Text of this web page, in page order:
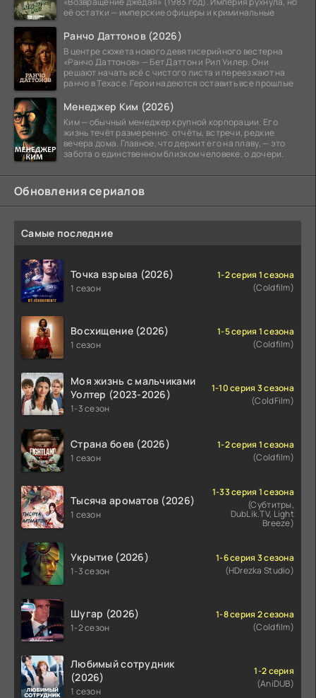
её остатки — имперские офицеры и криминальные
Ранчо Даттонов (2026)
В центре сюжета нового девятисерийного вестерна
«Ранчо Даттонов» — Бет Даттон и Рип Уилер. Они
решают начать всё с чистого листа и переезжают на
ранчо в Техасе. Герои надеются оставить все прошлые
Менеджер Ким (2026)
Ким — обычный менеджер крупной корпорации. Его
жизнь течёт размеренно: отчёты, встречи, редкие
вечера дома. Главное, что держит его на плаву, — это
забота о единственном близком человеке, о дочери.
Обновления сериалов
Самые последние
Точка взрыва (2026)
1 сезон
1-2 серия 1 сезона
(Coldfilm)
Восхищение (2026)
1 сезон
1-5 серия 1 сезона
(Coldfilm)
Моя жизнь с мальчиками
Уолтер (2023-2026)
1-3 сезон
1-10 серия 3 сезона
(ColdFilm)
Страна боев (2026)
1 сезон
1-2 серия 1 сезона
(Coldfilm)
Тысяча ароматов (2026)
1 сезон
1-33 серия 1 сезона
(Субтитры,
DubLik.TV, Light
Breeze)
Укрытие (2026)
1-3 сезон
1-6 серия 3 сезона
(HDrezka Studio)
Шугар (2026)
1-2 сезон
1-8 серия 2 сезона
(Coldfilm)
Любимый сотрудник
(2026)
1 сезон
1-2 серия
(AniDUB)